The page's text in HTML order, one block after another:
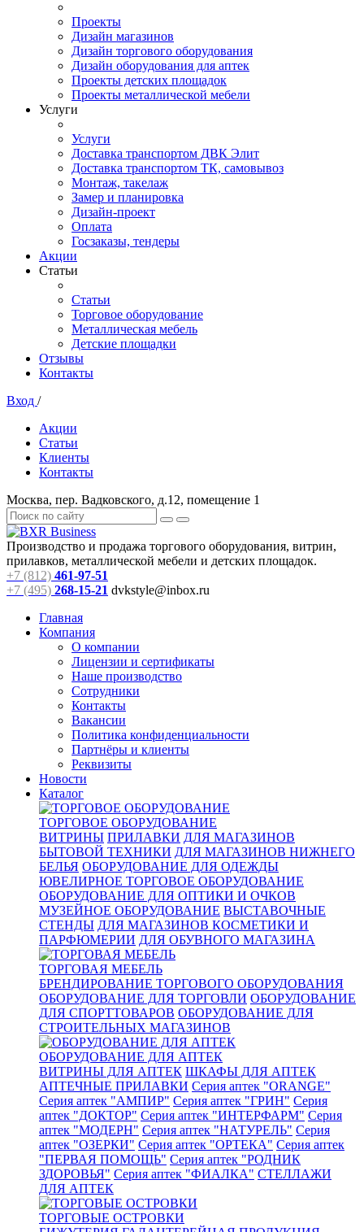
Проекты
Дизайн магазинов
Дизайн торгового оборудования
Дизайн оборудования для аптек
Проекты детских площадок
Проекты металлической мебели
Услуги
Услуги
Доставка транспортом ДВК Элит
Доставка транспортом ТК, самовывоз
Монтаж, такелаж
Замер и планировка
Дизайн-проект
Оплата
Госзаказы, тендеры
Акции
Статьи
Статьи
Торговое оборудование
Металлическая мебель
Детские площадки
Отзывы
Контакты
Вход /
Акции
Статьи
Клиенты
Контакты
Москва, пер. Вадковского, д.12, помещение 1
Производство и продажа торгового оборудования, витрин,
прилавков, металлической мебели и детских площадок.
+7 (812) 461-97-51
+7 (495) 268-15-21 dvkstyle@inbox.ru
Главная
Компания
О компании
Лицензии и сертификаты
Наше производство
Сотрудники
Контакты
Вакансии
Политика конфиденциальности
Партнёры и клиенты
Реквизиты
Новости
Каталог
ТОРГОВОЕ ОБОРУДОВАНИЕ
ВИТРИНЫ ПРИЛАВКИ ДЛЯ МАГАЗИНОВ
БЫТОВОЙ ТЕХНИКИ ДЛЯ МАГАЗИНОВ НИЖНЕГО
БЕЛЬЯ ОБОРУДОВАНИЕ ДЛЯ ОДЕЖДЫ
ЮВЕЛИРНОЕ ТОРГОВОЕ ОБОРУДОВАНИЕ
ОБОРУДОВАНИЕ ДЛЯ ОПТИКИ И ОЧКОВ
МУЗЕЙНОЕ ОБОРУДОВАНИЕ ВЫСТАВОЧНЫЕ
СТЕНДЫ ДЛЯ МАГАЗИНОВ КОСМЕТИКИ И
ПАРФЮМЕРИИ ДЛЯ ОБУВНОГО МАГАЗИНА
ТОРГОВАЯ МЕБЕЛЬ
БРЕНДИРОВАНИЕ ТОРГОВОГО ОБОРУДОВАНИЯ
ОБОРУДОВАНИЕ ДЛЯ ТОРГОВЛИ ОБОРУДОВАНИЕ
ДЛЯ СПОРТТОВАРОВ ОБОРУДОВАНИЕ ДЛЯ
СТРОИТЕЛЬНЫХ МАГАЗИНОВ
ОБОРУДОВАНИЕ ДЛЯ АПТЕК
ВИТРИНЫ ДЛЯ АПТЕК ШКАФЫ ДЛЯ АПТЕК
АПТЕЧНЫЕ ПРИЛАВКИ Серия аптек "ORANGE"
Серия аптек "АМПИР" Серия аптек "ГРИН" Серия
аптек "ДОКТОР" Серия аптек "ИНТЕРФАРМ" Серия
аптек "МОДЕРН" Серия аптек "НАТУРЕЛЬ" Серия
аптек "ОЗЕРКИ" Серия аптек "ОРТЕКА" Серия аптек
"ПЕРВАЯ ПОМОЩЬ" Серия аптек "РОДНИК
ЗДОРОВЬЯ" Серия аптек "ФИАЛКА" СТЕЛЛАЖИ
ДЛЯ АПТЕК
ТОРГОВЫЕ ОСТРОВКИ